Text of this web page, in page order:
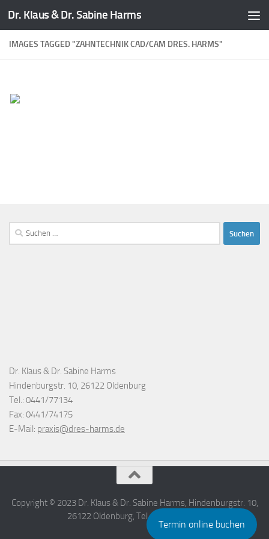
Zum Inhalt springen
Dr. Klaus & Dr. Sabine Harms
IMAGES TAGGED "ZAHNTECHNIK CAD/CAM DRES. HARMS"
Suchen
nach:
Dr. Klaus & Dr. Sabine Harms
Hindenburgstr. 10, 26122 Oldenburg
Tel.: 0441/77134
Fax: 0441/74175
E-Mail: praxis@dres-harms.de
Copyright © 2023 Dr. Klaus & Dr. Sabine Harms, Hindenburgstr. 10,
26122 Oldenburg, Tel.: 0441/77134.
Termin online buchen